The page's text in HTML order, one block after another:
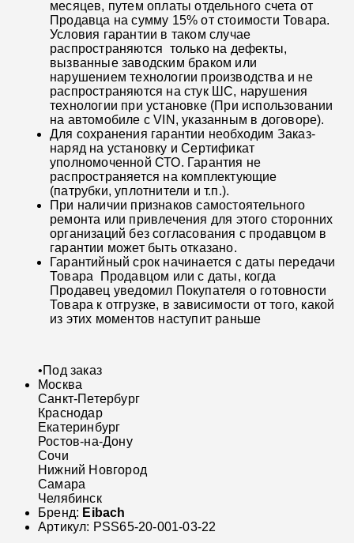
месяцев, путем оплаты отдельного счета от
Продавца на сумму 15% от стоимости Товара.
Условия гарантии в таком случае
распространяются только на дефекты,
вызванные заводским браком или
нарушением технологии производства и не
распространяются на стук ШС, нарушения
технологии при установке (При использовании
на автомобиле с VIN, указанным в договоре).
Для сохранения гарантии необходим Заказ-
наряд на установку и Сертификат
уполномоченной СТО. Гарантия не
распространяется на комплектующие
(патрубки, уплотнители и т.п.).
При наличии признаков самостоятельного
ремонта или привлечения для этого сторонних
организаций без согласования с продавцом в
гарантии может быть отказано.
Гарантийный срок начинается с даты передачи
Товара Продавцом или с даты, когда
Продавец уведомил Покупателя о готовности
Товара к отгрузке, в зависимости от того, какой
из этих моментов наступит раньше
•Под заказ
Москва
Санкт-Петербург
Краснодар
Екатеринбург
Ростов-на-Дону
Сочи
Нижний Новгород
Самара
Челябинск
Бренд: Eibach
Артикул: PSS65-20-001-03-22